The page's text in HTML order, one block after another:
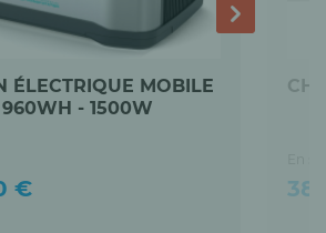
ÉLECTRIQUE MOBILE
960WH - 1500W
€ Prix